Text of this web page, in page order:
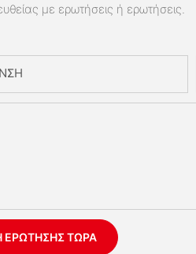
με ερωτήσεις ή ερωτήσεις.
ΤΏΡΑ